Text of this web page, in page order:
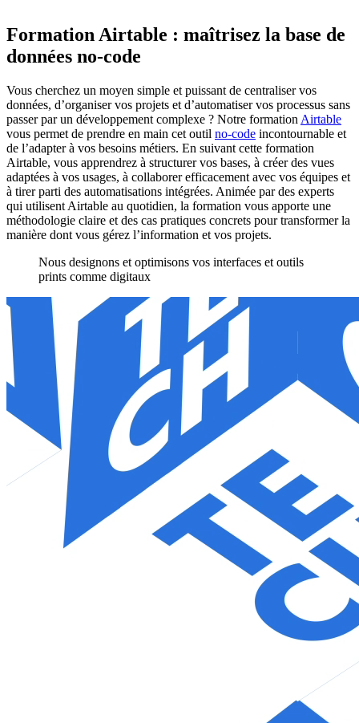
Formation Airtable : maîtrisez la base de
données no-code
Vous cherchez un moyen simple et puissant de centraliser vos
données, d’organiser vos projets et d’automatiser vos processus sans
passer par un développement complexe ? Notre formation Airtable
vous permet de prendre en main cet outil no-code incontournable et
de l’adapter à vos besoins métiers. En suivant cette formation
Airtable, vous apprendrez à structurer vos bases, à créer des vues
adaptées à vos usages, à collaborer efficacement avec vos équipes et
à tirer parti des automatisations intégrées. Animée par des experts
qui utilisent Airtable au quotidien, la formation vous apporte une
méthodologie claire et des cas pratiques concrets pour transformer la
manière dont vous gérez l’information et vos projets.
Nous designons et optimisons vos interfaces et outils
prints comme digitaux